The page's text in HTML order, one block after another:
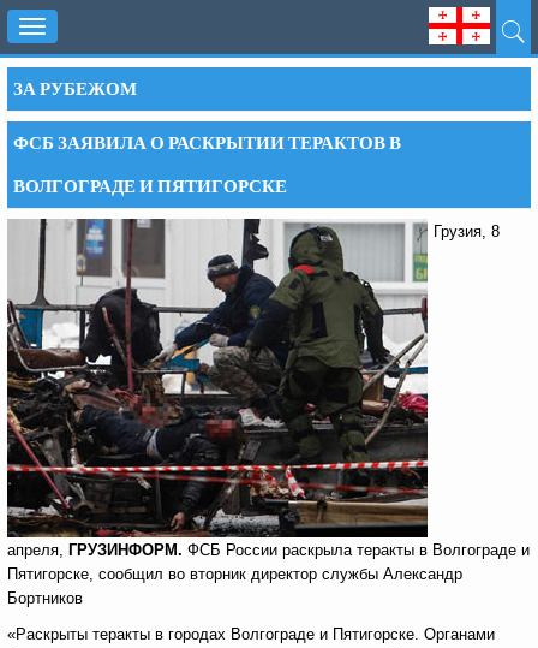
Toggle
navigation
ЗА РУБЕЖОМ
ФСБ ЗАЯВИЛА О РАСКРЫТИИ ТЕРАКТОВ В
ВОЛГОГРАДЕ И ПЯТИГОРСКЕ
Грузия, 8
апреля, ГРУЗИНФОРМ. ФСБ России раскрыла теракты в Волгограде и
Пятигорске, сообщил во вторник директор службы Александр
Бортников
«Раскрыты теракты в городах Волгограде и Пятигорске. Органами